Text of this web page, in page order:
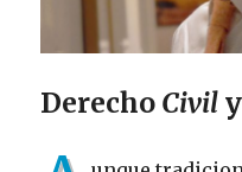
Derecho Civil